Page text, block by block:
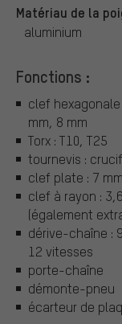
Matériau de la
aluminium
Fonctions :
clef
mm, 8 mm
Torx : T10, T25
tournevis :
clef plate : 7
clef à rayon :
(également
dérive-chaîne :
12 vitesses
porte-chaîne
démonte-pneu
écarteur de